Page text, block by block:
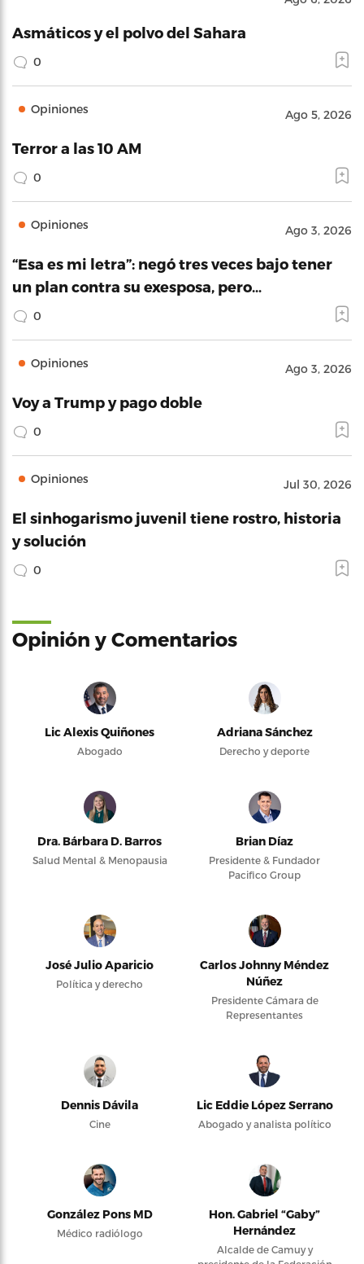
Asmáticos y el polvo del Sahara
0
Opiniones Ago 5, 2026
Terror a las 10 AM
0
Opiniones Ago 3, 2026
“Esa es mi letra”: negó tres veces bajo tener
un plan contra su exesposa, pero…
0
Opiniones Ago 3, 2026
Voy a Trump y pago doble
0
Opiniones Jul 30, 2026
El sinhogarismo juvenil tiene rostro, historia
y solución
0
Opinión y Comentarios
Lic Alexis Quiñones
Abogado
Adriana Sánchez
Derecho y deporte
Dra. Bárbara D. Barros
Salud Mental & Menopausia
Brian Díaz
Presidente & Fundador
Pacifico Group
José Julio Aparicio
Política y derecho
Carlos Johnny Méndez
Núñez
Presidente Cámara de
Representantes
Dennis Dávila
Cine
Lic Eddie López Serrano
Abogado y analista político
González Pons MD
Médico radiólogo
Hon. Gabriel “Gaby”
Hernández
Alcalde de Camuy y